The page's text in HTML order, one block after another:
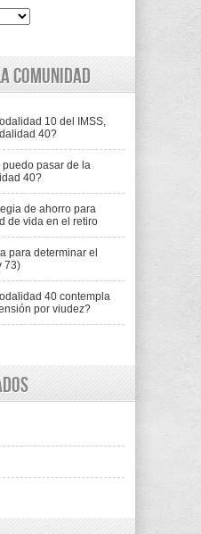
comunidad
10 del IMSS,
40?
puedo pasar de la
40?
de ahorro para
de vida en el retiro
para determinar el
73)
40 contempla
por viudez?